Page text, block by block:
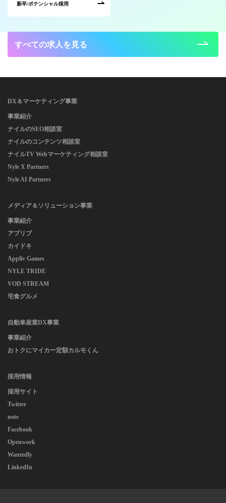
新卒/ポテンシャル採用
すべての求人を見る
DX＆マーケティング事業
事業紹介
ナイルのSEO相談室
ナイルのコンテンツ相談室
ナイルTV Webマーケティング相談室
Nyle X Partners
Nyle AI Partners
メディア＆ソリューション事業
事業紹介
アプリブ
カイドキ
Appliv Games
NYLE TRIDE
VOD STREAM
宅食グルメ
自動車産業DX事業
事業紹介
おトクにマイカー定額カルモくん
採用情報
採用サイト
Twitter
note
Facebook
Openwork
Wantedly
LinkedIn